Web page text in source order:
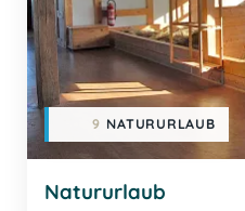
9 NATURURLAUB
Natururlaub